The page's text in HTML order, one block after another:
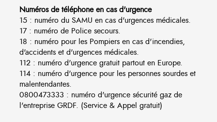
Numéros de téléphone en cas d'urgence
15 : numéro du SAMU en cas d'urgences médicales.
17 : numéro de Police secours.
18 : numéro pour les Pompiers en cas d'incendies,
d'accidents et d'urgences médicales.
112 : numéro d'urgence gratuit partout en Europe.
114 : numéro d'urgence pour les personnes sourdes et
malentendantes.
0800473333 : numéro d'urgence sécurité gaz de
l'entreprise GRDF. (Service & Appel gratuit)